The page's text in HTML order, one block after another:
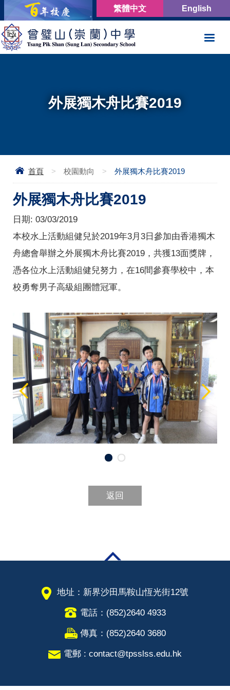
English
繁體中文
外展獨木舟比賽2019
首頁 > 校園動向 > 外展獨木舟比賽2019
外展獨木舟比賽2019
日期: 03/03/2019
本校水上活動組健兒於2019年3月3日參加由香港獨木
舟總會舉辦之外展獨木舟比賽2019，共獲13面獎牌，
憑各位水上活動組健兒努力，在16間參賽學校中，本
校勇奪男子高級組團體冠軍。
返回
地址：新界沙田馬鞍山恆光街12號
電話：(852)2640 4933
傳真：(852)2640 3680
電郵 : contact@tpsslss.edu.hk